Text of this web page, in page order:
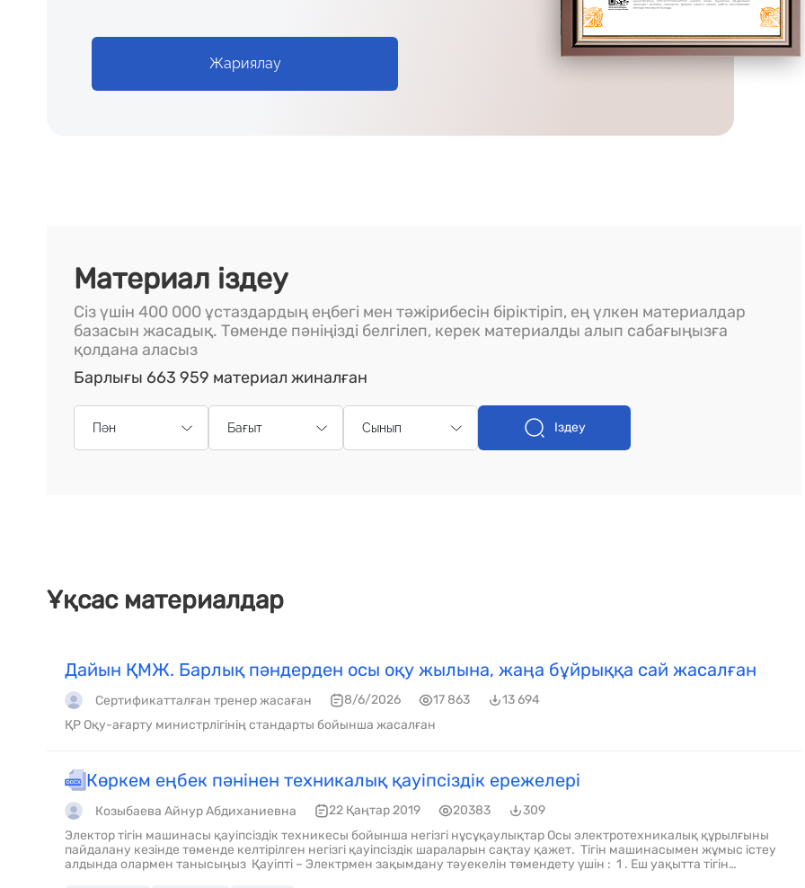
Жариялау
Материал іздеу
Сіз үшін 400 000 ұстаздардың еңбегі мен тәжірибесін біріктіріп, ең үлкен материалдар
базасын жасадық. Төменде пәніңізді белгілеп, керек материалды алып сабағыңызға
қолдана аласыз
Барлығы 663 959 материал жиналған
Пән Бағыт Сынып Іздеу
Ұқсас материалдар
Дайын ҚМЖ. Барлық пәндерден осы оқу жылына, жаңа бұйрыққа сай жасалған
Сертификатталған тренер жасаған 8/6/2026 17 863
13 694
ҚР Оқу-ағарту министрлігінің стандарты бойынша жасалған
Көркем еңбек пәнінен техникалық қауіпсіздік ережелері
Козыбаева Айнур Абдиханиевна 22 Қаңтар 2019 20383
309
Электор тігін машинасы қауіпсіздік техникесы бойынша негізгі нұсұқаулықтар Осы электротехникалық құрылғыны
пайдалану кезінде төменде келтірілген негізгі қауіпсіздік шараларын сақтау қажет. Тігін машинасымен жұмыс істеу
алдында олармен танысыңыз Қауіпті – Электрмен зақымдану тәуекелін төмендету үшін : 1 . Еш уақытта тігін